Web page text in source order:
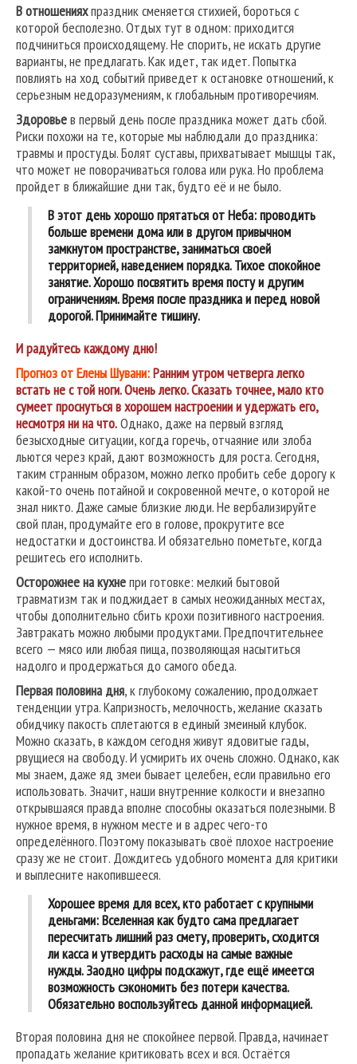
В отношенияхпраздник сменяется стихией, бороться с
которой бесполезно. Отдых тут в одном: приходится
подчиниться происходящему. Не спорить, не искать другие
варианты, не предлагать. Как идет, так идет. Попытка
повлиять на ход событий приведет к остановке отношений, к
серьезным недоразумениям, к глобальным противоречиям.
Здоровьев первый день после праздника может дать сбой.
Риски похожи на те, которые мы наблюдали до праздника:
травмы и простуды. Болят суставы, прихватывает мышцы так,
что может не поворачиваться голова или рука. Но проблема
пройдет в ближайшие дни так, будто её и не было.
В этот день хорошо прятаться от Неба: проводить
больше времени дома или в другом привычном
замкнутом пространстве, заниматься своей
территорией, наведением порядка. Тихое спокойное
занятие. Хорошо посвятить время посту и другим
ограничениям. Время после праздника и перед новой
дорогой. Принимайте тишину.
И радуйтеськаждомудню!
Прогноз от Елены Шувани:Ранним утром четверга легко
встать не с той ноги. Очень легко. Сказать точнее, мало кто
сумеет проснуться в хорошем настроении и удержать его,
несмотря ни на что.Однако, даже на первый взгляд
безысходные ситуации, когда горечь, отчаяние или злоба
льются через край, дают возможность для роста. Сегодня,
таким странным образом, можно легко пробить себе дорогу к
какой-то очень потайной и сокровенной мечте, о которой не
знал никто. Даже самые близкие люди. Не вербализируйте
свой план, продумайте его в голове, прокрутите все
недостатки и достоинства. И обязательно пометьте, когда
решитесь его исполнить.
Осторожнее на кухнепри готовке: мелкий бытовой
травматизм так и поджидает в самых неожиданных местах,
чтобы дополнительно сбить крохи позитивного настроения.
Завтракать можно любыми продуктами. Предпочтительнее
всего — мясо или любая пища, позволяющая насытиться
надолго и продержаться до самого обеда.
Первая половина дня, к глубокому сожалению, продолжает
тенденции утра. Капризность, мелочность, желание сказать
обидчику пакость сплетаются в единый змеиный клубок.
Можно сказать, в каждом сегодня живут ядовитые гады,
рвущиеся на свободу. И усмирить их очень сложно. Однако, как
мы знаем, даже яд змеи бывает целебен, если правильно его
использовать. Значит, наши внутренние колкости и внезапно
открывшаяся правда вполне способны оказаться полезными. В
нужное время, в нужном месте и в адрес чего-то
определённого. Поэтому показывать своё плохое настроение
сразу же не стоит. Дождитесь удобного момента для критики
и выплесните накопившееся.
Хорошее время для всех, кто работает с крупными
деньгами: Вселенная как будто сама предлагает
пересчитать лишний раз смету, проверить, сходится
ли касса и утвердить расходы на самые важные
нужды. Заодно цифры подскажут, где ещё имеется
возможность сэкономить без потери качества.
Обязательно воспользуйтесь данной информацией.
Вторая половина дня не спокойнее первой. Правда, начинает
пропадать желание критиковать всех и вся. Остаётся